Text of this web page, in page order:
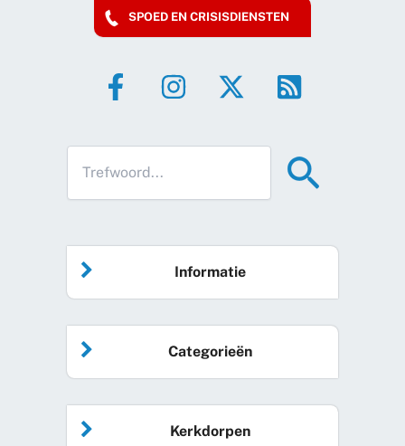
SPOED EN CRISISDIENSTEN
Informatie
Home
Agenda
Categorieën
Algemeen nieuws
Kerkdorpen